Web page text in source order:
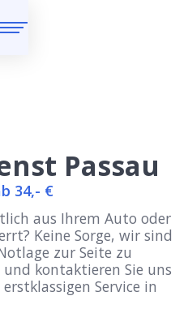
Passau
34,- €
aus Ihrem Auto oder
Keine Sorge, wir sind
zur Seite zu
kontaktieren Sie uns
Service in